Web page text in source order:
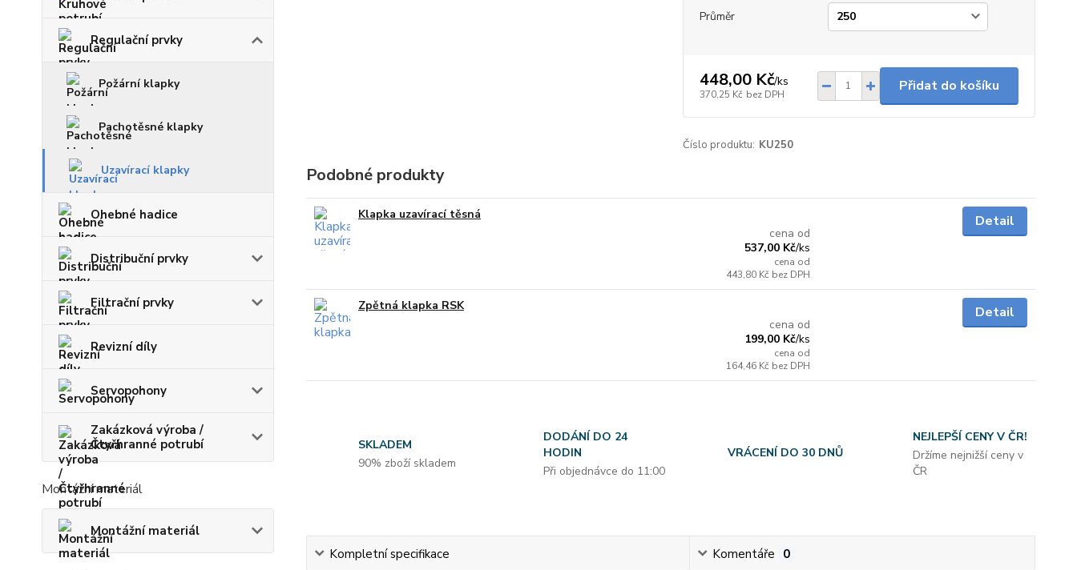
Regulační prvky
Požární klapky
Pachotěsné klapky
Uzavírací klapky
Ohebné hadice
Distribuční prvky
Filtrační prvky
Revizní díly
Servopohony
Zakázková výroba /
Čtyřhranné potrubí
Montážní materiál
Montážní materiál
Průměr
448,00 Kč/ks
370,25 Kč bez DPH
Přidat do košíku
Číslo produktu: KU250
Podobné produkty
Klapka uzavírací těsná
cena od
537,00 Kč/ks
cena od
443,80 Kč bez DPH
Detail
Zpětná klapka RSK
cena od
199,00 Kč/ks
cena od
164,46 Kč bez DPH
Detail
SKLADEM
90% zboží skladem
DODÁNÍ DO 24
HODIN
Při objednávce do 11:00
VRÁCENÍ DO 30 DNŮ
NEJLEPŠÍ CENY V ČR!
Držíme nejnižší ceny v
ČR
Kompletní specifikace Komentáře 0